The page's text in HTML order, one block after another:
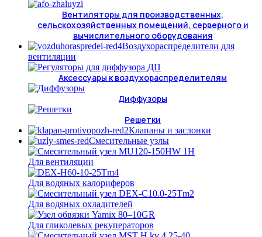
Вентиляторы для производственных,
сельскохозяйственных помещений, серверного и
вычислительного оборудования
Воздухораспределители для
вентиляции
Аксессуары к воздухораспределителям
Диффузоры
Решетки
Клапаны и заслонки
Смесительные узлы
Для вентиляции
Для водяных калориферов
Для водяных охладителей
Для гликолевых рекуператоров